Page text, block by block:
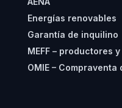
Energías renovables
Garantía de inquilino
MEFF – productores
OMIE –